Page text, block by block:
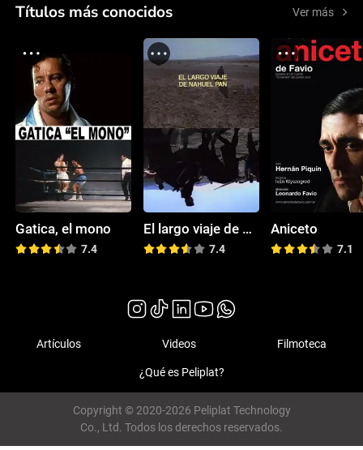
Títulos más conocidos Ver más
Gatica, el mono
7.4
El largo viaje de Nahuel Pan
7.4
Aniceto
7.1
Artículos Videos Filmoteca
¿Qué es Peliplat?
Copyright © 2020-2026 Peliplat Technology
Co., Ltd. Todos los derechos reservados.